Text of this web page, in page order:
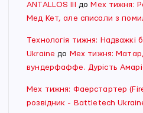
ANTALLOS III
до Мех тижня:
Мед Кет, але списали з
Технологія тижня:
Ukraine до Мех тижня:
вундерфаффе. Дурість
Мех тижня: Фаерстартер
розвідник - Battletech